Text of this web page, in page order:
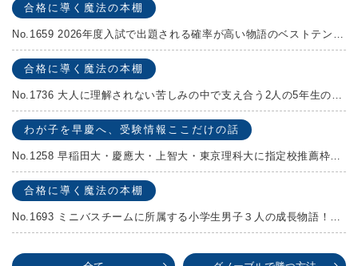
合格に導く魔法の本棚
合格に導く魔法の本棚
わが子を早慶へ、受験情報ここだけの話
合格に導く魔法の本棚